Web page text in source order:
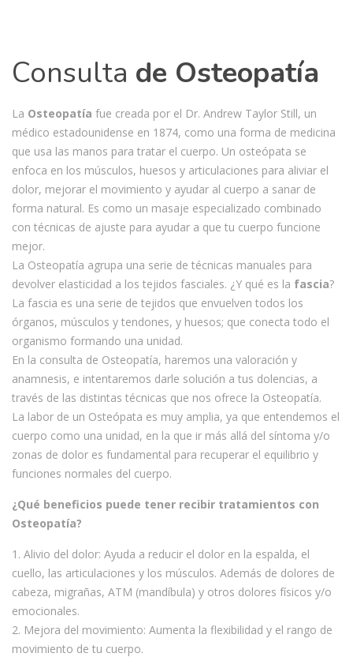
Consulta de Osteopatía
La Osteopatía fue creada por el Dr. Andrew Taylor Still, un
médico estadounidense en 1874, como una forma de medicina
que usa las manos para tratar el cuerpo. Un osteópata se
enfoca en los músculos, huesos y articulaciones para aliviar el
dolor, mejorar el movimiento y ayudar al cuerpo a sanar de
forma natural. Es como un masaje especializado combinado
con técnicas de ajuste para ayudar a que tu cuerpo funcione
mejor.
La Osteopatía agrupa una serie de técnicas manuales para
devolver elasticidad a los tejidos fasciales. ¿Y qué es la fascia?
La fascia es una serie de tejidos que envuelven todos los
órganos, músculos y tendones, y huesos; que conecta todo el
organismo formando una unidad.
En la consulta de Osteopatía, haremos una valoración y
anamnesis, e intentaremos darle solución a tus dolencias, a
través de las distintas técnicas que nos ofrece la Osteopatía.
La labor de un Osteópata es muy amplia, ya que entendemos el
cuerpo como una unidad, en la que ir más allá del síntoma y/o
zonas de dolor es fundamental para recuperar el equilibrio y
funciones normales del cuerpo.
¿Qué beneficios puede tener recibir tratamientos con
Osteopatía?
1. Alivio del dolor: Ayuda a reducir el dolor en la espalda, el
cuello, las articulaciones y los músculos. Además de dolores de
cabeza, migrañas, ATM (mandíbula) y otros dolores físicos y/o
emocionales.
2. Mejora del movimiento: Aumenta la flexibilidad y el rango de
movimiento de tu cuerpo.